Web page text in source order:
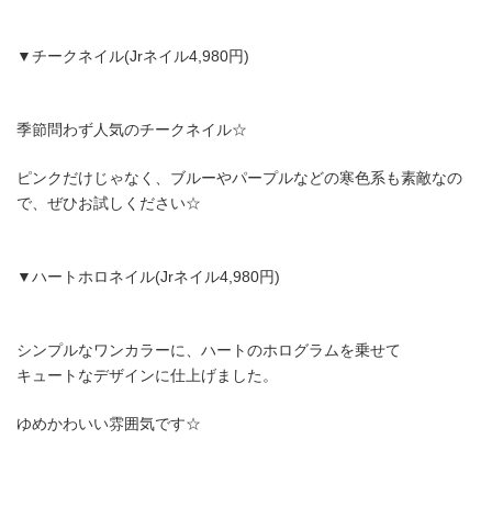
▼チークネイル(Jrネイル4,980円)
季節問わず人気のチークネイル☆
ピンクだけじゃなく、ブルーやパープルなどの寒色系も素敵なの
で、ぜひお試しください☆
▼ハートホロネイル(Jrネイル4,980円)
シンプルなワンカラーに、ハートのホログラムを乗せて
キュートなデザインに仕上げました。
ゆめかわいい雰囲気です☆